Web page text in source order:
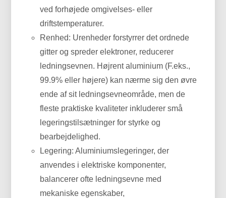
ved forhøjede omgivelses- eller
driftstemperaturer.
Renhed: Urenheder forstyrrer det ordnede
gitter og spreder elektroner, reducerer
ledningsevnen. Højrent aluminium (F.eks.,
99.9% eller højere) kan nærme sig den øvre
ende af sit ledningsevneområde, men de
fleste praktiske kvaliteter inkluderer små
legeringstilsætninger for styrke og
bearbejdelighed.
Legering: Aluminiumslegeringer, der
anvendes i elektriske komponenter,
balancerer ofte ledningsevne med
mekaniske egenskaber,